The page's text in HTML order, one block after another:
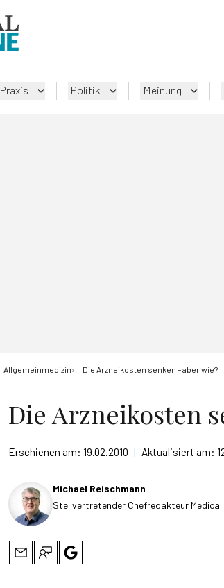
Praxis Politik Meinung
Allgemeinmedizin Die Arzneikosten senken – aber wie?
Die Arzneikosten
Erschienen am: 19.02.2010 | Aktualisiert am:
Michael Reischmann
Stellvertretender Chefredakteur Medical